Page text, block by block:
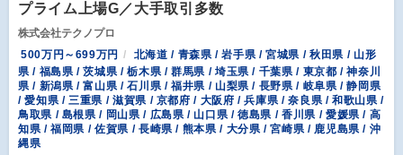
プライム上場G／大手取引多数
株式会社テクノプロ
500万円～699万円
北海道 / 青森県 / 岩手県 / 宮城県 / 秋田県 / 山形
県 / 福島県 / 茨城県 / 栃木県 / 群馬県 / 埼玉県 / 千葉県 / 東京都 / 神奈川
県 / 新潟県 / 富山県 / 石川県 / 福井県 / 山梨県 / 長野県 / 岐阜県 / 静岡県
/ 愛知県 / 三重県 / 滋賀県 / 京都府 / 大阪府 / 兵庫県 / 奈良県 / 和歌山県 /
鳥取県 / 島根県 / 岡山県 / 広島県 / 山口県 / 徳島県 / 香川県 / 愛媛県 / 高
知県 / 福岡県 / 佐賀県 / 長崎県 / 熊本県 / 大分県 / 宮崎県 / 鹿児島県 / 沖
縄県